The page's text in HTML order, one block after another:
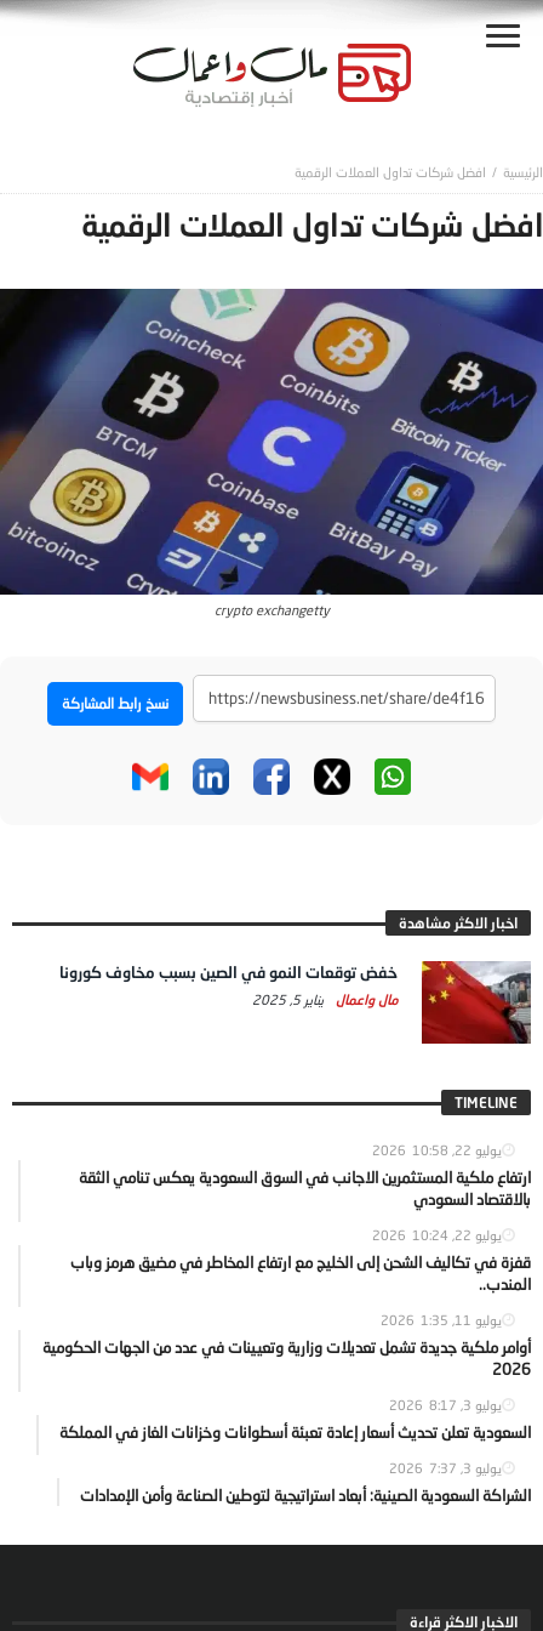
افضل شركات تداول العملات الرقمية
افضل شركات تداول العملات الرقمية
crypto exchangetty
نسخ رابط المشاركة
اخبار الاكثر مشاهدة
خفض توقعات النمو في الصين بسبب مخاوف كورونا
مال واعمال يناير 5, 2025
TIMELINE
يوليو 22, 2026 10:58
ارتفاع ملكية المستثمرين الاجانب في السوق السعودية يعكس تنامي الثقة
بالاقتصاد السعودي
يوليو 22, 2026 10:24
قفزة في تكاليف الشحن إلى الخليج مع ارتفاع المخاطر في مضيق هرمز وباب
المندب..
يوليو 11, 2026 1:35
أوامر ملكية جديدة تشمل تعديلات وزارية وتعيينات في عدد من الجهات الحكومية
2026
يوليو 3, 2026 8:17
السعودية تعلن تحديث أسعار إعادة تعبئة أسطوانات وخزانات الغاز في المملكة
يوليو 3, 2026 7:37
الشراكة السعودية الصينية: أبعاد استراتيجية لتوطين الصناعة وأمن الإمدادات
الاخبار الاكثر قراءة